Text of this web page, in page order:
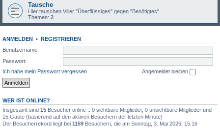
Tausche
Hier tauschen Viller "Überflüssiges" gegen "Benötigtes"
Themen: 2
ANMELDEN • REGISTRIEREN
Benutzername:
Passwort:
Ich habe mein Passwort vergessen
Angemeldet bleiben
WER IST ONLINE?
Insgesamt sind 15 Besucher online :: 0 sichtbare Mitglieder, 0 unsichtbare Mitglieder und
15 Gäste (basierend auf den aktiven Besuchern der letzten Minute)
Der Besucherrekord liegt bei 1159 Besuchern, die am Sonntag, 3. Mai 2026, 15:16